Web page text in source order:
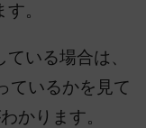
。
いる場合は、
ているかを見て
かります。